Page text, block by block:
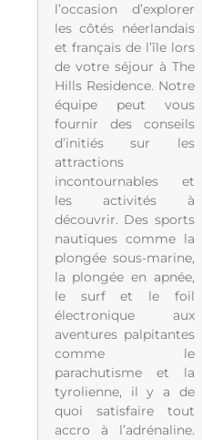
l’occasion d’explorer
les côtés néerlandais
et français de l’île lors
de votre séjour à The
Hills Residence. Notre
équipe peut vous
fournir des conseils
d’initiés sur les
attractions
incontournables et
les activités à
découvrir. Des sports
nautiques comme la
plongée sous-marine,
la plongée en apnée,
le surf et le foil
électronique aux
aventures palpitantes
comme le
parachutisme et la
tyrolienne, il y a de
quoi satisfaire tout
accro à l’adrénaline.